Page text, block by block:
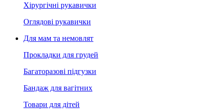
Хірургічні рукавички
Оглядові рукавички
Для мам та немовлят
Прокладки для грудей
Багаторазові підгузки
Бандаж для вагітних
Товари для дітей